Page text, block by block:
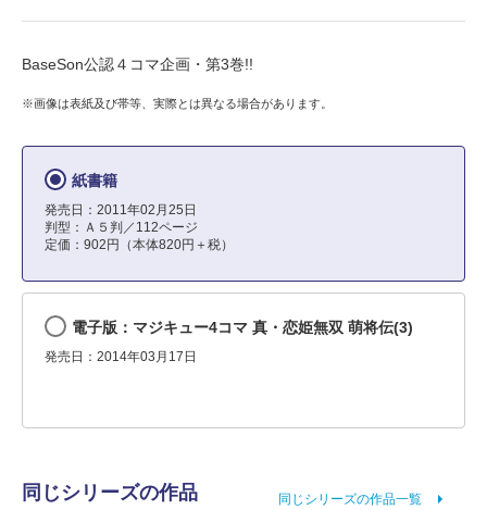
BaseSon公認４コマ企画・第3巻!!
※画像は表紙及び帯等、実際とは異なる場合があります。
紙書籍
発売日：2011年02月25日
判型：Ａ５判／112ページ
定価：902円（本体820円＋税）
電子版：マジキュー4コマ 真・恋姫無双 萌将伝(3)
発売日：2014年03月17日
同じシリーズの作品 同じシリーズの作品一覧